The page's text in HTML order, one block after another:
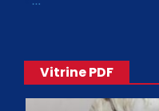
Vitrine PDF